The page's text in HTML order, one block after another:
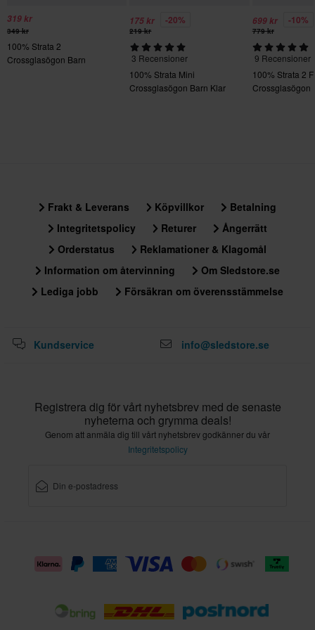
319 kr
349 kr
100% Strata 2
Crossglasögon Barn
175 kr -20%
219 kr
3 Recensioner
100% Strata Mini
Crossglasögon Barn Klar
699 kr -10%
779 kr
9 Recensioner
100% Strata 2
Crossglasögon
Frakt & Leverans Köpvillkor
Betalning
Integritetspolicy
Returer
Ångerrätt
Orderstatus
Reklamationer & Klagomål
Information om återvinning
Om Sledstore.se
Lediga jobb
Försäkran om överensstämmelse
Kundservice info@sledstore.se
Registrera dig för vårt nyhetsbrev med de senaste
nyheterna och grymma deals!
Genom att anmäla dig till vårt nyhetsbrev godkänner du vår
Integritetspolicy